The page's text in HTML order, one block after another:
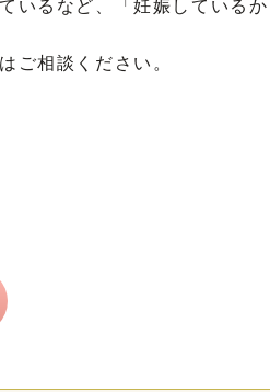
いるなど、「妊娠している
ご相談ください。